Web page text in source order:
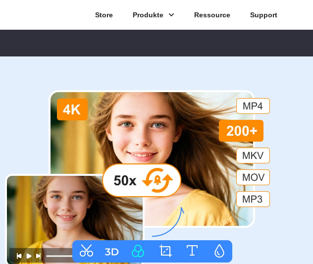
Store Produkte Ressource Support